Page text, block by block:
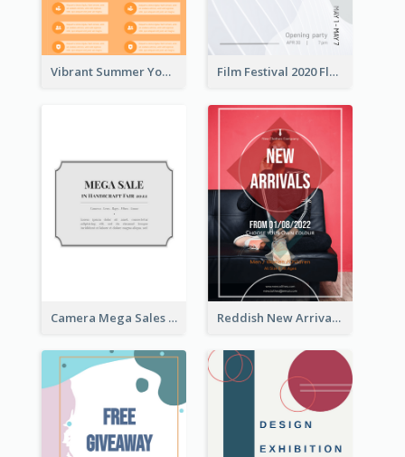
Vibrant Summer Youth Flyer Design Templates Film Festival 2020 Flyer
Camera Mega Sales Flyer Reddish New Arrivals Flyer